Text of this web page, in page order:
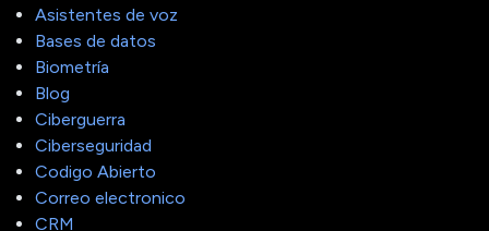
Asistentes de voz
Bases de datos
Biometría
Blog
Ciberguerra
Ciberseguridad
Codigo Abierto
Correo electronico
CRM